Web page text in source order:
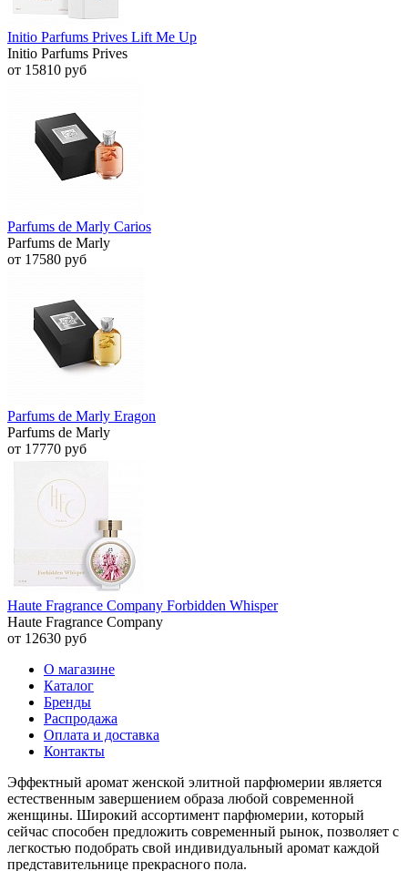
Initio Parfums Prives Lift Me Up
Initio Parfums Prives
от 15810 руб
Parfums de Marly Carios
Parfums de Marly
от 17580 руб
Parfums de Marly Eragon
Parfums de Marly
от 17770 руб
Haute Fragrance Company Forbidden Whisper
Haute Fragrance Company
от 12630 руб
О магазине
Каталог
Бренды
Распродажа
Оплата и доставка
Контакты
Эффектный аромат женской элитной парфюмерии является
естественным завершением образа любой современной
женщины. Широкий ассортимент парфюмерии, который
сейчас способен предложить современный рынок, позволяет с
легкостью подобрать свой индивидуальный аромат каждой
представительнице прекрасного пола.